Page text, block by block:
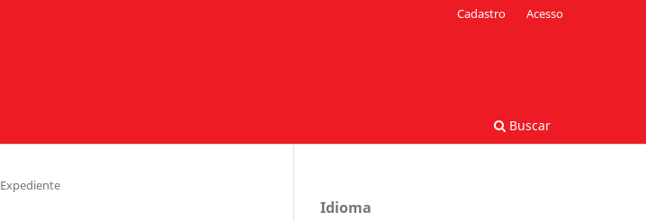
Buscar
Cadastro Acesso
Expediente
Idioma